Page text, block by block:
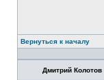
Вернуться к началу
Дмитрий Колотов